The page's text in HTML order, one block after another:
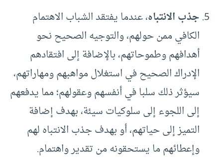
جذب الانتباه، عندما يفتقد الشباب الاهتمام
الكافي ممن حولهم، والتوجيه الصحيح نحو
أهدافهم وطموحاتهم، بالإضافة إلى افتقادهم
الإدراك الصحيح في استغلال مواهبهم ومهاراتهم،
سيؤثر ذلك سلبا في أنفسهم وعقولهم؛ مما يدفعهم
إلى اللجوء إلى سلوكيات سيئة، بهدف إضافة
التميز إلى حياتهم، أو بهدف جذب الانتباه لهم
وإعطائهم ما يستحقونه من تقدير واهتمام.